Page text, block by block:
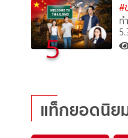
5
#
ท
แท็กยอดนิย